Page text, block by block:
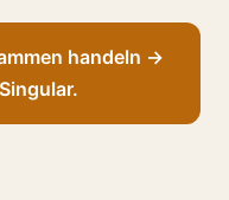
handeln →